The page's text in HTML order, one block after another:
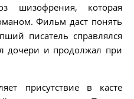
шизофрения, которая
Фильм даст понять
писатель справлялся
дочери и продолжал при
присутствие в касте